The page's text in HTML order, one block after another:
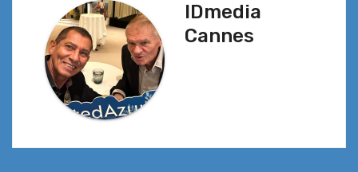
IDmedia
Cannes